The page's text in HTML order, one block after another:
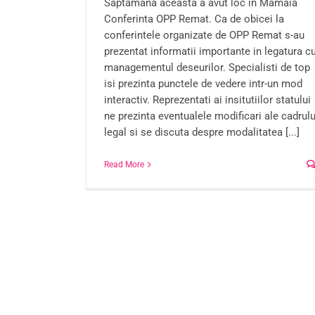
Saptamana aceasta a avut loc in Mamaia
Conferinta OPP Remat. Ca de obicei la
conferintele organizate de OPP Remat s-au
prezentat informatii importante in legatura
managementul deseurilor. Specialisti de top
isi prezinta punctele de vedere intr-un mod
interactiv. Reprezentati ai insitutiilor statului
ne prezinta eventualele modificari ale
legal si se discuta despre modalitatea [...]
Read More